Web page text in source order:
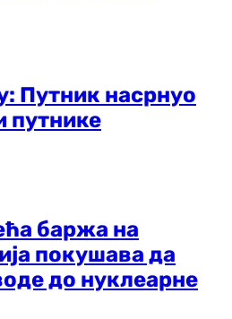
Путник насрнуо
путнике
баржа на
покушава да
до нуклеарне